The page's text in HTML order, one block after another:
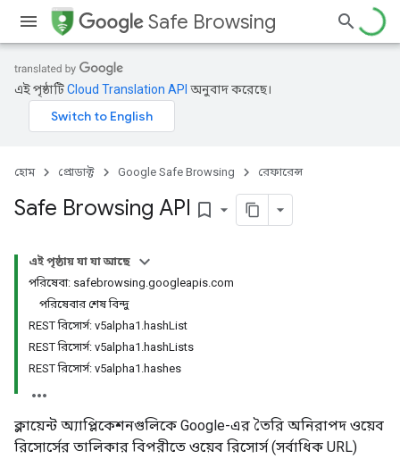
Safe Browsing
এই পৃষ্ঠাটিCloud Translation API অনুবাদ করেছে।
হোম প্রোডাক্ট Google Safe Browsing রেফারেন্স
Safe Browsing API bookmark_border
এই পৃষ্ঠায় যা যা আছে
পরিষেবা: safebrowsing.googleapis.com
পরিষেবার শেষ বিন্দু
REST রিসোর্স: v5alpha1.hashList
REST রিসোর্স: v5alpha1.hashLists
REST রিসোর্স: v5alpha1.hashes
ক্লায়েন্ট অ্যাপ্লিকেশনগুলিকে Google-এর তৈরি অনিরাপদ ওয়েব
রিসোর্সের তালিকার বিপরীতে ওয়েব রিসোর্স (সর্বাধিক URL)